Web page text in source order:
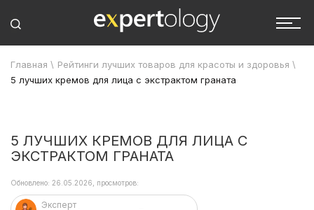
Главная \ Рейтинги лучших товаров для красоты и здоровья \
5 лучших кремов для лица с экстрактом граната
5 ЛУЧШИХ КРЕМОВ ДЛЯ ЛИЦА С
ЭКСТРАКТОМ ГРАНАТА
Эксперт
Обновлено: 26.05.2026, просмотров: